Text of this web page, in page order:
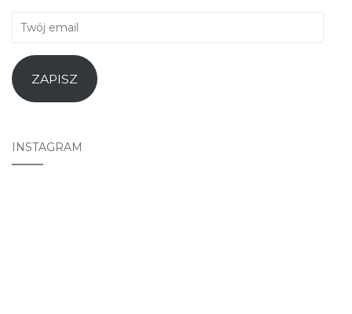
Twój
ZAPISZ
INSTAGRAM